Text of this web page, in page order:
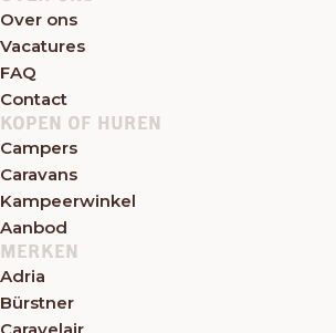
Over ons
Vacatures
FAQ
Contact
KOPEN OF HUREN
Campers
Caravans
Kampeerwinkel
Aanbod
MERKEN
Adria
Bürstner